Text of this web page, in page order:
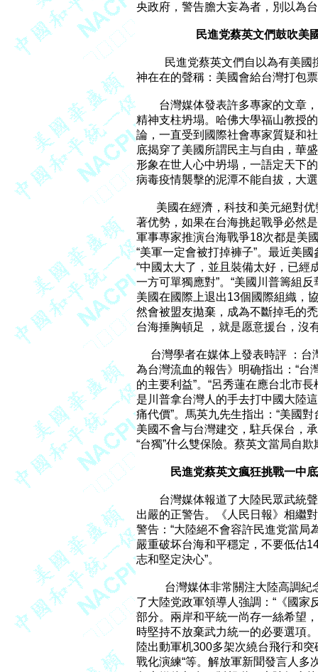
央政府，警告膽大妄為者，別以為
民進党蔡英文們鼓吹美
民進党蔡英文們自以為有
神在在的聲稱：美國會給台灣打包
台灣媒体發表許多專家的文
精神支柱坍塌。哈佛大學福山教授
論，一直受到國際社會專家質疑和
底揭穿了美國所謂民主与自由，華
形象在世人心中坍塌，一語定天下
病毒疫情襲擊的泥潭不能自拔，大
美國在經濟，科技和美元絕
著优勢，如果在台海挑起戰爭必然
軍事專家推演台海戰爭18次都是美
“美軍一定會被打掉褲子”。最近美
“中國太大了，並且裝備太好，已經
一方可單獨應對”。“美國川普籌組
美國在國際上退出13個國際組織，
然會被盟友拋棄，成為不斷掉毛的
台海捶胸頓足 ，就是愿意援台，沒
台灣學者在媒体上發表時評 ：
為台灣流血的報告》明确指出：“台
的主要利益”。“呂秀蓮在應台北市
是川普拿台灣人的手去打中國大陸
痛代價”。馬英九先生指出：“美國
美國不會与台灣建交，駐兵保台，
“台獨”什么雙保險。蔡英文當局自
民進党蔡英文瘋狂挑戰一中
台灣媒体報道了大陸民眾武
出嚴的正警告。《人民日報》相繼
警告：“大陸絕不會容許民進党當局
嚴重破坏台海和平穩定，不要低估
志和堅定決心”。
台灣媒体非常關注大陸高
了大陸党政軍領導人強調：“《國
部分。兩岸和平統一尚存一絲希望
時堅持不放棄武力統一的必要選項。
陸出動軍机300多架次繞台飛行和
戰化演練“等。解放軍新聞發言人多